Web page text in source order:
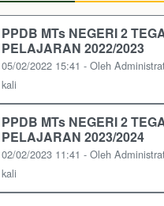
PPDB MTs NEGERI 2
PELAJARAN 2022/2023
05/02/2022 15:41 - Oleh
kali
PPDB MTs NEGERI 2
PELAJARAN 2023/2024
02/02/2023 11:41 - Oleh
kali